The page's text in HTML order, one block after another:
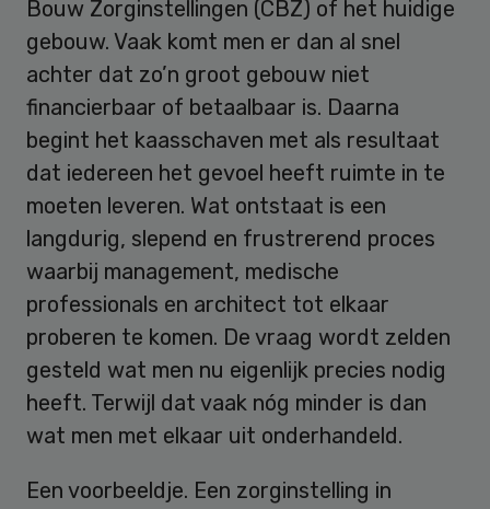
Bouw Zorginstellingen (CBZ) of het huidige
gebouw. Vaak komt men er dan al snel
achter dat zo’n groot gebouw niet
financierbaar of betaalbaar is. Daarna
begint het kaasschaven met als resultaat
dat iedereen het gevoel heeft ruimte in te
moeten leveren. Wat ontstaat is een
langdurig, slepend en frustrerend proces
waarbij management, medische
professionals en architect tot elkaar
proberen te komen. De vraag wordt zelden
gesteld wat men nu eigenlijk precies nodig
heeft. Terwijl dat vaak nóg minder is dan
wat men met elkaar uit onderhandeld.
Een voorbeeldje. Een zorginstelling in